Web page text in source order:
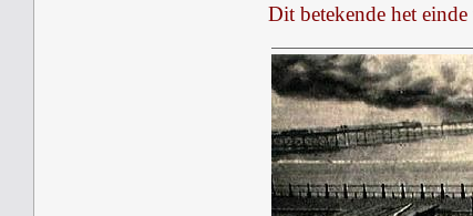
Dit betekende het